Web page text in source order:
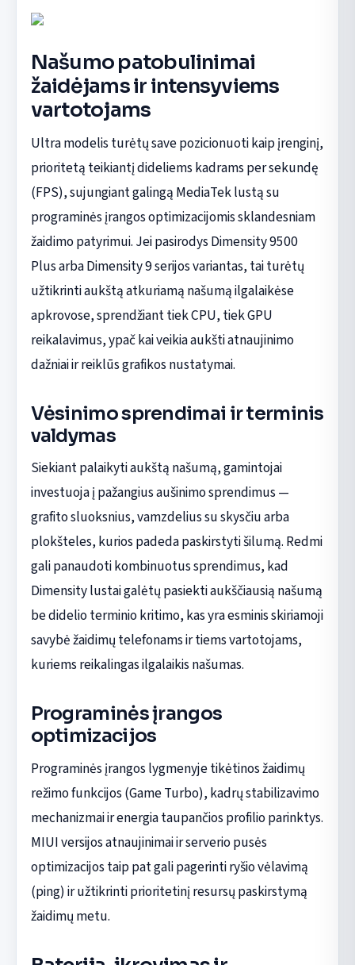
Našumo patobulinimai
žaidėjams ir intensyviems
vartotojams
Ultra modelis turėtų save pozicionuoti kaip įrenginį,
prioritetą teikiantį dideliems kadrams per sekundę
(FPS), sujungiant galingą MediaTek lustą su
programinės įrangos optimizacijomis sklandesniam
žaidimo patyrimui. Jei pasirodys Dimensity 9500
Plus arba Dimensity 9 serijos variantas, tai turėtų
užtikrinti aukštą atkuriamą našumą ilgalaikėse
apkrovose, sprendžiant tiek CPU, tiek GPU
reikalavimus, ypač kai veikia aukšti atnaujinimo
dažniai ir reiklūs grafikos nustatymai.
Vėsinimo sprendimai ir terminis
valdymas
Siekiant palaikyti aukštą našumą, gamintojai
investuoja į pažangius aušinimo sprendimus —
grafito sluoksnius, vamzdelius su skysčiu arba
plokšteles, kurios padeda paskirstyti šilumą. Redmi
gali panaudoti kombinuotus sprendimus, kad
Dimensity lustai galėtų pasiekti aukščiausią našumą
be didelio terminio kritimo, kas yra esminis skiriamoji
savybė žaidimų telefonams ir tiems vartotojams,
kuriems reikalingas ilgalaikis našumas.
Programinės įrangos
optimizacijos
Programinės įrangos lygmenyje tikėtinos žaidimų
režimo funkcijos (Game Turbo), kadrų stabilizavimo
mechanizmai ir energia taupančios profilio parinktys.
MIUI versijos atnaujinimai ir serverio pusės
optimizacijos taip pat gali pagerinti ryšio vėlavimą
(ping) ir užtikrinti prioritetinį resursų paskirstymą
žaidimų metu.